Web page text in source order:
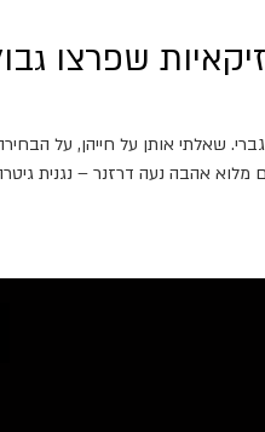
שפרצו
שאלתי אותן על חייהן, על